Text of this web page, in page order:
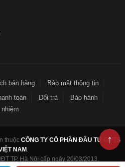
bán hàng
Bảo mật thông tin
toán Đổi trả
Bảo hành
thuộc CÔNG TY CỔ PHẦN ĐẦU TƯ GIFTS
NAM .
TP. Hà Nội cấp ngày 20/03/2013.